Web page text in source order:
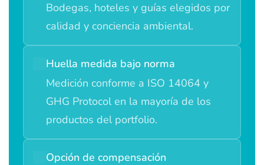
Bodegas, hoteles y guías elegidos por
calidad y conciencia ambiental.
Huella medida bajo norma
Medición conforme a ISO 14064 y
GHG Protocol en la mayoría de los
productos del portfolio.
Opción de compensación